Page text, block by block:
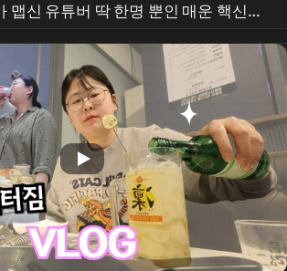
맵신 유튜버 딱 한명 뿐인 매운 핵신짬
korean super spicy jjamppong
eating show